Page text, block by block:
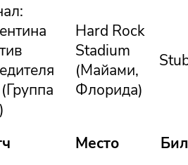
Hard Rock
Stadium
(Майами,
Флорида)
Место